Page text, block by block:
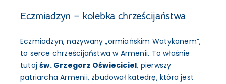
Eczmiadzyn – kolebka chrześcijaństwa
Eczmiadzyn, nazywany „ormiańskim Watykanem”,
to serce chrześcijaństwa w Armenii. To właśnie
tutajśw. Grzegorz Oświeciciel, pierwszy
patriarcha Armenii, zbudował katedrę, która jest